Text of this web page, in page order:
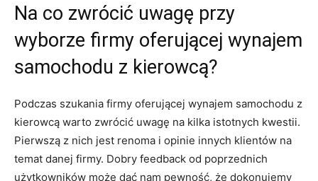
Na co zwrócić ⁤uwagę przy
wyborze firmy oferującej wynajem
samochodu z​ kierowcą?
Podczas szukania firmy oferującej ‍wynajem samochodu z​
kierowcą warto zwrócić uwagę na kilka istotnych kwestii.
Pierwszą z⁢ nich jest renoma​ i opinie ​innych klientów⁢ na
temat danej firmy. Dobry feedback od poprzednich
użytkowników może ‌dać⁤ nam pewność, że dokonujemy